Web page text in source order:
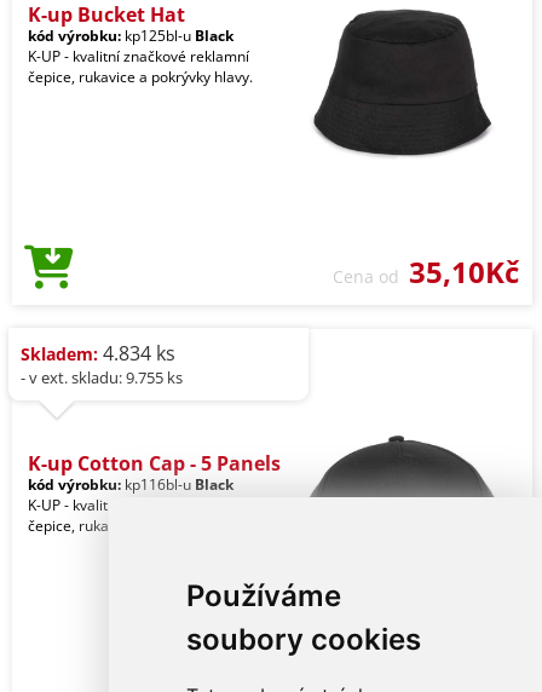
Používáme
soubory cookies
K-up Bucket Hat
kód výrobku: kp125bl-u Black
K-UP - kvalitní značkové reklamní
čepice, rukavice a pokrývky hlavy.
Cena od 35,10Kč
Skladem: 4.834 ks
- v ext. skladu: 9.755 ks
K-up Cotton Cap - 5 Panels
kód výrobku: kp116bl-u Black
K-UP - kvalitní značkové reklamní
čepice, rukavice a pokrývky hlavy.